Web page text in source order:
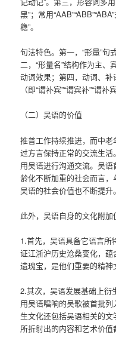
黑”；常用
稳”。
句法特色。第一，“形量”
二，“形量名”结构作为主、
动词效果；第四，动词、
（即“谓补宾”“谓宾补”“谓补
（二）吴语的价值
推普工作持续推进，而中
过方言保持正常的交流生
用吴语进行沟通交流。吴
龄化不断加重的社会而言，
吴语的社会价值也不断提升。
此外，吴语自身的文化附加
1.首先，吴语具备它语言
证江浙沪历史沧桑变化，
遗瑰宝，是他们重要的精神
2.其次，吴语发展基础上衍
用吴语唱响的吴歌被首批
生文化还包括吴语相关的
所折射出的内容和艺术价值